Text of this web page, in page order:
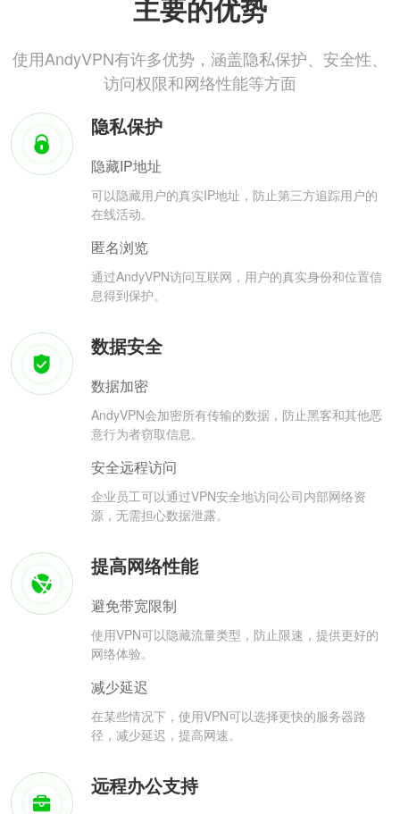
主要的优势
使用AndyVPN有许多优势，涵盖隐私保护、安全性、
访问权限和网络性能等方面
隐私保护
隐藏IP地址
可以隐藏用户的真实IP地址，防止第三方追踪用户的
在线活动。
匿名浏览
通过AndyVPN访问互联网，用户的真实身份和位置信
息得到保护。
数据安全
数据加密
AndyVPN会加密所有传输的数据，防止黑客和其他恶
意行为者窃取信息。
安全远程访问
企业员工可以通过VPN安全地访问公司内部网络资
源，无需担心数据泄露。
提高网络性能
避免带宽限制
使用VPN可以隐藏流量类型，防止限速，提供更好的
网络体验。
减少延迟
在某些情况下，使用VPN可以选择更快的服务器路
径，减少延迟，提高网速。
远程办公支持